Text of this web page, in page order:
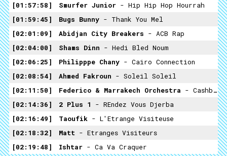
01:57:58
Smurfer Junior - Hip Hip Hop Hourrah
01:59:45
Bugs Bunny - Thank You Mel
02:01:09
Abidjan City Breakers - ACB Rap
02:04:00
Shams Dinn - Hedi Bled Noum
02:06:25
Philipppe Chany - Cairo Connection
02:08:54
Ahmed Fakroun - Soleil Soleil
02:11:50
Federico & Marrakech Orchestra - Cashbah Boogie
02:14:36
2 Plus 1 - REndez Vous Djerba
02:16:49
Taoufik - L'Etrange Visiteuse
02:18:32
Matt - Etranges Visiteurs
02:19:48
Ishtar - Ca Va Craquer